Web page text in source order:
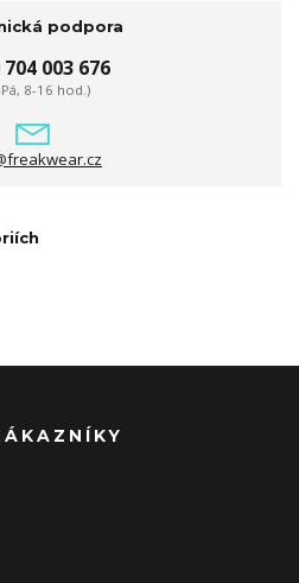
podpora
003 676
8-16 hod.)